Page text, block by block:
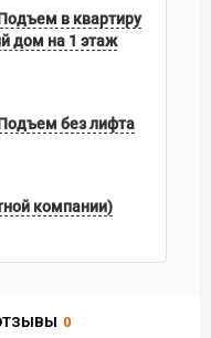
0
в квартиру
дом на 1 этаж
без лифта
компании)